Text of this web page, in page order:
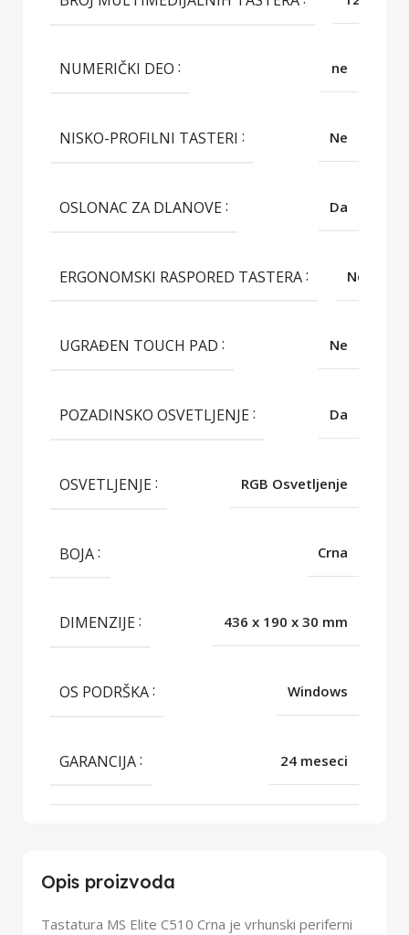
Opis proizvoda
Tastatura MS Elite C510 Crna je vrhunski periferni
NUMERIČKI DEO ne
NISKO-PROFILNI TASTERI Ne
OSLONAC ZA DLANOVE Da
ERGONOMSKI RASPORED TASTERA Ne
UGRAĐEN TOUCH PAD Ne
POZADINSKO OSVETLJENJE Da
OSVETLJENJE RGB Osvetljenje
BOJA Crna
DIMENZIJE 436 x 190 x 30 mm
OS PODRŠKA Windows
GARANCIJA 24 meseci